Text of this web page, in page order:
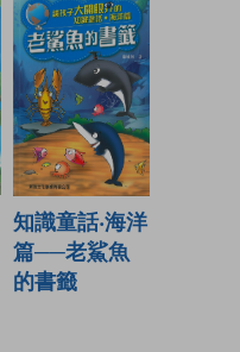
知識童話‧海洋
篇──老鯊魚
的書籤